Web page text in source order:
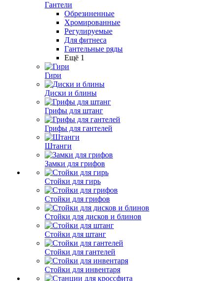
Гантели
Обрезиненные
Хромированные
Регулируемые
Для фитнеса
Гантельные ряды
Ещё 1
Гири
Диски и блины
Грифы для штанг
Грифы для гантелей
Штанги
Замки для грифов
Стойки для гирь
Стойки для грифов
Стойки для дисков и блинов
Стойки для штанг
Стойки для гантелей
Стойки для инвентаря